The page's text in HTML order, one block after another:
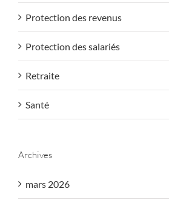
Protection des revenus
Protection des salariés
Retraite
Santé
Archives
mars 2026